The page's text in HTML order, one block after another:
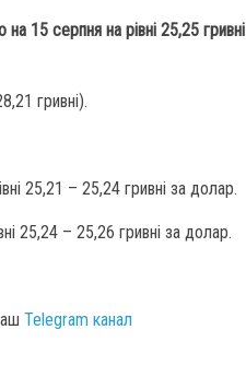
15 серпня на рівні 25,25 гривні
гривні).
25,21 – 25,24 гривні за долар.
25,24 – 25,26 гривні за долар.
Telegram канал